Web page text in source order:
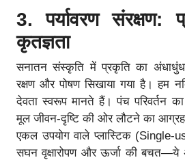
3. पर्यावरण संरक्षण:
कृतज्ञता
सनातन संस्कृति में प्रकृति का
रक्षण और पोषण सिखाया गया है। हम
देवता स्वरूप मानते हैं। पंच परिवर्तन
मूल जीवन-दृष्टि की ओर लौटने का
एकल उपयोग वाले प्लास्टिक (Single-
सघन वृक्षारोपण और ऊर्जा की बचत—ये